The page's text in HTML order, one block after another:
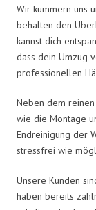
Wir kümmern uns
behalten den
kannst dich
dass dein Umzug
professionellen
Neben dem
wie die Montage
Endreinigung der
stressfrei wie
Unsere Kunden
haben bereits